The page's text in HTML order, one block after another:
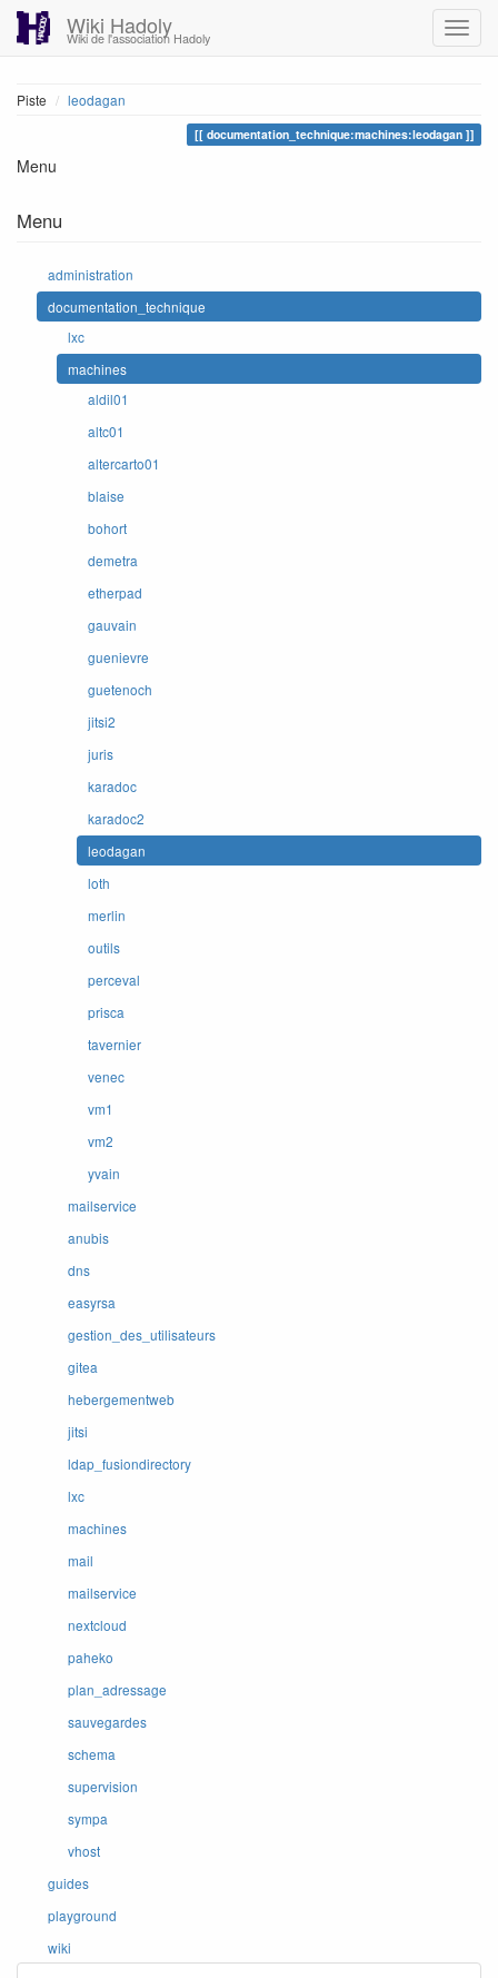
Wiki Hadoly
Wiki de l'association Hadoly
Piste leodagan
documentation_technique:machines:leodagan
Menu
Menu
administration
documentation_technique
lxc
machines
aldil01
altc01
altercarto01
blaise
bohort
demetra
etherpad
gauvain
guenievre
guetenoch
jitsi2
juris
karadoc
karadoc2
leodagan
loth
merlin
outils
perceval
prisca
tavernier
venec
vm1
vm2
yvain
mailservice
anubis
dns
easyrsa
gestion_des_utilisateurs
gitea
hebergementweb
jitsi
ldap_fusiondirectory
lxc
machines
mail
mailservice
nextcloud
paheko
plan_adressage
sauvegardes
schema
supervision
sympa
vhost
guides
playground
wiki